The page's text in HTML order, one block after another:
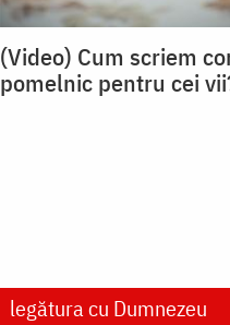
(Video) Cum scriem
pomelnic pentru cei
legătura cu Dumnezeu